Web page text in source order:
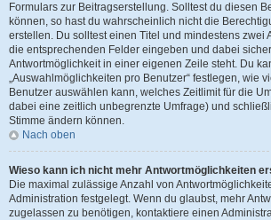
Formulars zur Beitragserstellung. Solltest du diesen
können, so hast du wahrscheinlich nicht die
erstellen. Du solltest einen Titel und mindestens zwei
die entsprechenden Felder eingeben und dabei
Antwortmöglichkeit in einer eigenen Zeile steht. Du
„Auswahlmöglichkeiten pro Benutzer“ festlegen, wie
Benutzer auswählen kann, welches Zeitlimit für die
dabei eine zeitlich unbegrenzte Umfrage) und
Stimme ändern können.
Nach oben
Wieso kann ich nicht mehr Antwortmöglichkeiten
Die maximal zulässige Anzahl von
Administration festgelegt. Wenn du glaubst, mehr
zugelassen zu benötigen, kontaktiere einen